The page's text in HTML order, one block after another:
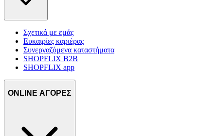
Σχετικά με εμάς
Ευκαιρίες καριέρας
Συνεργαζόμενα καταστήματα
SHOPFLIX B2B
SHOPFLIX app
ONLINE ΑΓΟΡΕΣ